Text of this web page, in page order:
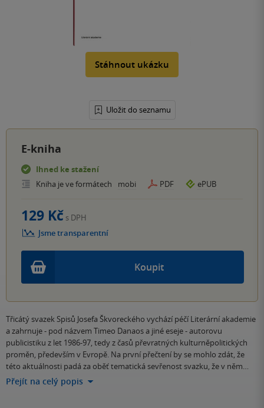
Stáhnout ukázku
Uložit do seznamu
E-kniha
Ihned ke stažení
Kniha je ve formátech
mobi PDF ePUB
Koupit
129 Kč s DPH
Jsme transparentní
Třicátý svazek Spisů Josefa Škvoreckého vychází péčí Literární akademie
a zahrnuje - pod názvem Timeo Danaos a jiné eseje - autorovu
publicistiku z let 1986-97, tedy z časů převratných kulturněpolitických
proměn, především v Evropě. Na první přečtení by se mohlo zdát, že
této aktuálnosti padá za oběť tematická sevřenost svazku, že v něm…
Přejít na celý popis